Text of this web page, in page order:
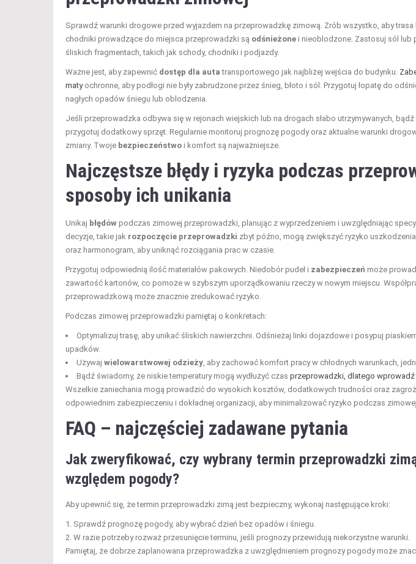
Sprawdź warunki drogowe przed wyjazdem na przeprowadzkę zimową. Zrób wszystko, aby trasa
chodniki prowadzące do miejsca przeprowadzki są odśnieżone i nieoblodzone. Zastosuj sól lub
śliskich fragmentach, takich jak schody, chodniki i podjazdy.
Ważne jest, aby zapewnić dostęp dla auta transportowego jak najbliżej wejścia do budynku.
matyochronne, aby podłogi nie były zabrudzone przez śnieg, błoto i sól. Przygotuj łopatę do
nagłych opadów śniegu lub oblodzenia.
Jeśli przeprowadzka odbywa się w rejonach wiejskich lub na drogach słabo utrzymywanych,
przygotuj dodatkowy sprzęt. Regularnie monitoruj prognozę pogody oraz aktualne warunki
zmiany. Twoje bezpieczeństwo i komfort są najważniejsze.
Najczęstsze błędy i ryzyka podczas
sposoby ich unikania
Unikaj błędów podczas zimowej przeprowadzki, planując z wyprzedzeniem i uwzględniając
decyzje, takie jak rozpoczęcie przeprowadzki zbyt późno, mogą zwiększyć ryzyko uszkodzenia
oraz harmonogram, aby uniknąć rozciągania prac w czasie.
Przygotuj odpowiednią ilość materiałów pakowych. Niedobór pudeł i zabezpieczeń może
zawartość kartonów, co pomoże w szybszym uporządkowaniu rzeczy w nowym miejscu.
przeprowadzkową może znacznie zredukować ryzyko.
Podczas zimowej przeprowadzki pamiętaj o konkretach:
Optymalizuj trasę, aby unikać śliskich nawierzchni. Odśnieżaj linki dojazdowe i posypuj
upadków.
Używaj wielowarstwowej odzieży, aby zachować komfort pracy w chłodnych warunkach,
Bądź świadomy, że niskie temperatury mogą wydłużyć czas przeprowadzki, dlatego
Wszelkie zaniechania mogą prowadzić do wysokich kosztów, dodatkowych trudności oraz
odpowiednim zabezpieczeniu i dokładnej organizacji, aby minimalizować ryzyko podczas
FAQ – najczęściej zadawane pytania
Jak zweryfikować, czy wybrany termin przeprowadzki
względem pogody?
Aby upewnić się, że termin przeprowadzki zimą jest bezpieczny, wykonaj następujące kroki:
Sprawdź prognozę pogody, aby wybrać dzień bez opadów i śniegu.
W razie potrzeby rozważ przesunięcie terminu, jeśli prognozy przewidują niekorzystne warunki.
Pamiętaj, że dobrze zaplanowana przeprowadzka z uwzględnieniem prognozy pogody może